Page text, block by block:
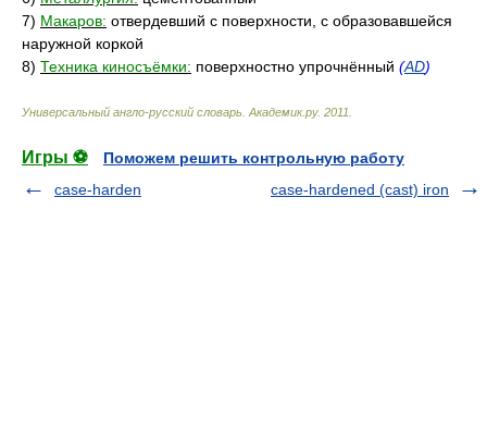
7) Макаров: отвердевший с поверхности, с образовавшейся
наружной коркой
8) Техника киносъёмки: поверхностно упрочнённый (AD)
Универсальный англо-русский словарь Академик.ру. 2011
Игры ⚽
Поможем решить контрольную работу
case-harden
case-hardened (cast) iron